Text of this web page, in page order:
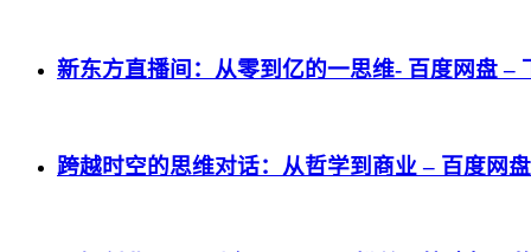
新东方直播间：从零到亿的一思维- 百度网盘 –
跨越时空的思维对话：从哲学到商业 – 百度网